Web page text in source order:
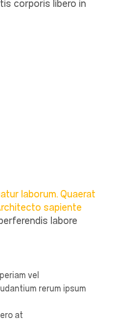
corporis libero in
laborum. Quaerat
sapiente
perferendis labore
vel
rerum ipsum
at